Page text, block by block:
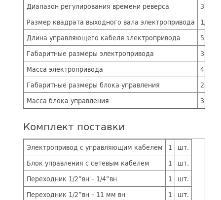
Диапазон регулирования времени реверса
3 –
Размер квадрата выходного вала электропривода
1/2”
Длина управляющего кабеля электропривода
5 м
Габаритные размеры электропривода
Масса электропривода
4,2 кг
Габаритные размеры блока управления
Масса блока управления
3,9 кг
Комплект поставки
Электропривод с управляющим кабелем 1
шт.
Блок управления с сетевым кабелем
1
шт.
Переходник 1/2”вн – 1/4”вн
1
шт.
Переходник 1/2”вн – 11 мм вн
1
шт.